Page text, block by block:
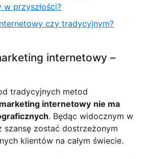
przyszłości?
czy tradycyjnym?
internetowy –
tradycyjnych metod
marketing internetowy nie ma
. Będąc widocznym w
szansę zostać dostrzeżonym
klientów na całym świecie.